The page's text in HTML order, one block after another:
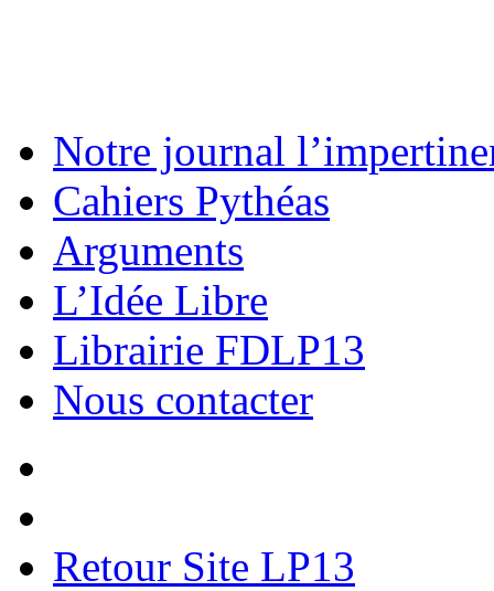
Notre journal
Cahiers Pythéas
Arguments
L’Idée Libre
Librairie FDLP13
Nous contacter
Retour Site LP13